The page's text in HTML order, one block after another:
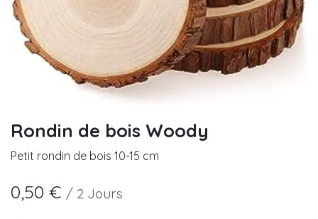
Rondin de bois Woody
Petit rondin de bois 10-15 cm
0,50 € / 2 Jours